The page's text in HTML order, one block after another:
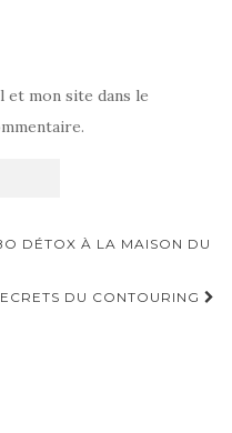
et mon site dans le
DÉTOX À LA MAISON DU
DU CONTOURING